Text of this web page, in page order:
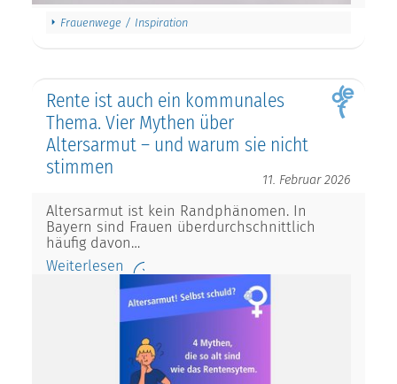
Frauenwege / Inspiration
Rente ist auch ein kommunales
Thema. Vier Mythen über
Altersarmut – und warum sie nicht
stimmen
11. Februar 2026
Altersarmut ist kein Randphänomen. In
Bayern sind Frauen überdurchschnittlich
häufig davon…
Weiterlesen